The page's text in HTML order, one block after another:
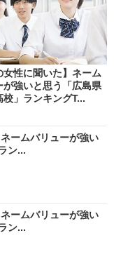
女性に聞いた】ネーム
が強いと思う「広島県
校」ランキングT...
ームバリューが強い
ン...
ームバリューが強い
ン...